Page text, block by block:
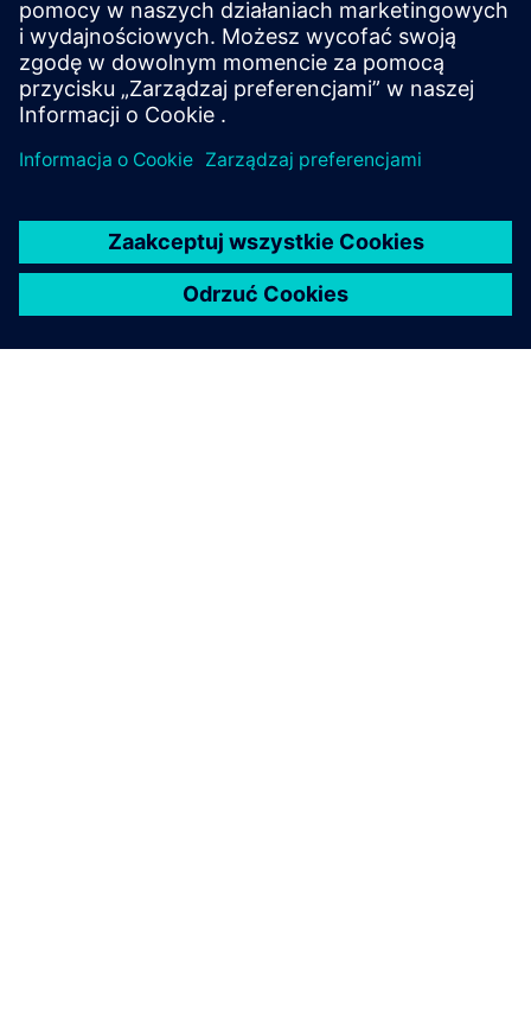
Rapidminer Panopticon?
Czy Rapidminer Panopticon
jest wieloma najemcami?
Jakich dostawców usług w
chmurze obsługuje